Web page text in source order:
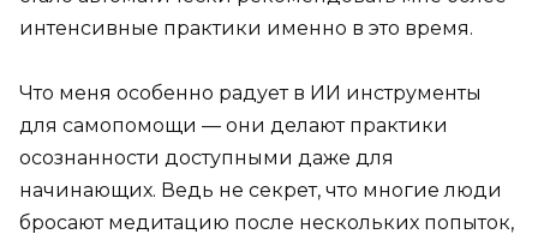
интенсивные практики именно в это время.
Что меня особенно радует в ИИ инструменты
для самопомощи — они делают практики
осознанности доступными даже для
начинающих. Ведь не секрет, что многие люди
бросают медитацию после нескольких попыток,